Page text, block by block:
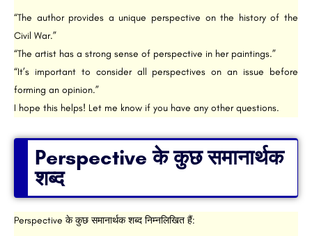
“The author provides a unique perspective on the history of the
Civil War.”
“The artist has a strong sense of perspective in her paintings.”
“It’s important to consider all perspectives on an issue before
forming an opinion.”
I hope this helps! Let me know if you have any other questions.
Perspective के कुछ समानार्थक
शब्द
Perspective के कुछ समानार्थक शब्द निम्नलिखित हैं: